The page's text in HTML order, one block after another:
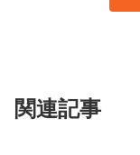
関連記事